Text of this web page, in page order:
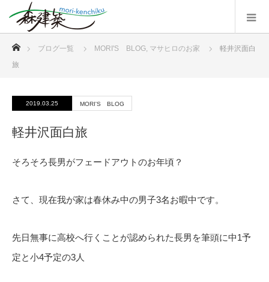
ブログ一覧 MORI'S BLOG, マサヒロのお家
軽井沢面白
旅
2019.03.25 MORI'S BLOG
軽井沢面白旅
そろそろ長男がフェードアウトのお年頃？
さて、現在我が家は春休み中の男子3名お暇中です。
先日無事に高校へ行くことが認められた長男を筆頭に中1予
定と小4予定の3人